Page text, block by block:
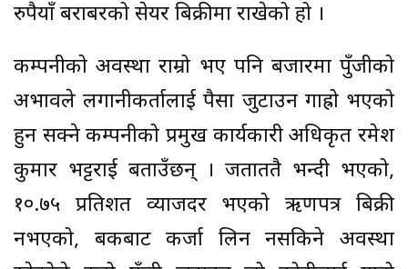
रुपैयाँ बराबरको सेयर बिक्रीमा राखेको हो ।
कम्पनीको अवस्था राम्रो भए पनि बजारमा पुँजीको
अभावले लगानीकर्तालाई पैसा जुटाउन गाह्रो भएको
हुन सक्ने कम्पनीको प्रमुख कार्यकारी अधिकृत रमेश
कुमार भट्टराई बताउँछन् । जताततै भन्दी भएको,
१०.७५ प्रतिशत व्याजदर भएको ऋणपत्र बिक्री
नभएको, बैंकबाट कर्जा लिन नसकिने अवस्था